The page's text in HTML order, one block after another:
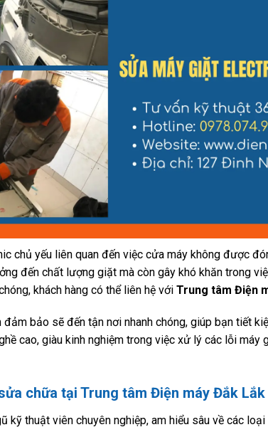
chủ yếu liên quan đến việc cửa máy không được
đến chất lượng giặt mà còn gây khó khăn trong
khách hàng có thể liên hệ với Trung tâm Điện
bảo sẽ đến tận nơi nhanh chóng, giúp bạn tiết
cao, giàu kinh nghiệm trong việc xử lý các lỗi
chữa tại Trung tâm Điện máy Đắk Lắk
kỹ thuật viên chuyên nghiệp, am hiểu sâu về các loại